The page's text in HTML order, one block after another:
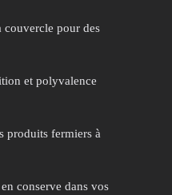
couvercle pour des
et polyvalence
produits fermiers à
conserve dans vos